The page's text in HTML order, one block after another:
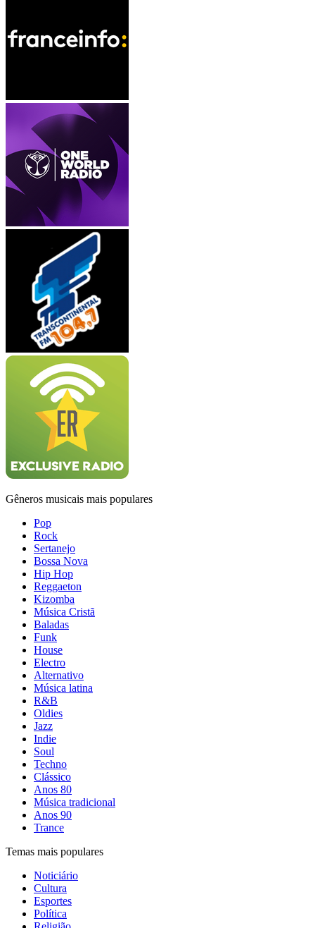
Gêneros musicais mais populares
Pop
Rock
Sertanejo
Bossa Nova
Hip Hop
Reggaeton
Kizomba
Música Cristã
Baladas
Funk
House
Electro
Alternativo
Música latina
R&B
Oldies
Jazz
Indie
Soul
Techno
Clássico
Anos 80
Música tradicional
Anos 90
Trance
Temas mais populares
Noticiário
Cultura
Esportes
Política